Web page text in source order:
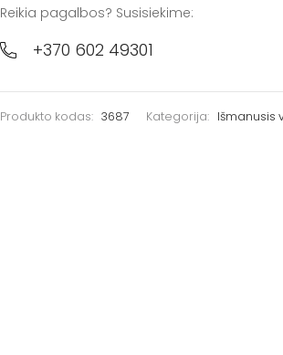
Reikia pagalbos? Susisiekime:
+370 602 49301
Produkto kodas: 3687 Kategorija: Išmanusis